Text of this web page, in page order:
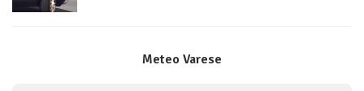
Meteo Varese